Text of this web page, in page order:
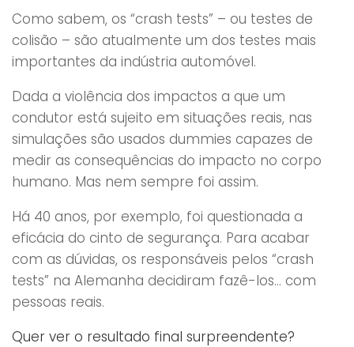
Como sabem, os “crash tests” – ou testes de
colisão – são atualmente um dos testes mais
importantes da indústria automóvel.
Dada a violência dos impactos a que um
condutor está sujeito em situações reais, nas
simulações são usados dummies capazes de
medir as consequências do impacto no corpo
humano. Mas nem sempre foi assim.
Há 40 anos, por exemplo, foi questionada a
eficácia do cinto de segurança. Para acabar
com as dúvidas, os responsáveis pelos “crash
tests” na Alemanha decidiram fazê-los… com
pessoas reais.
Quer ver o resultado final surpreendente?